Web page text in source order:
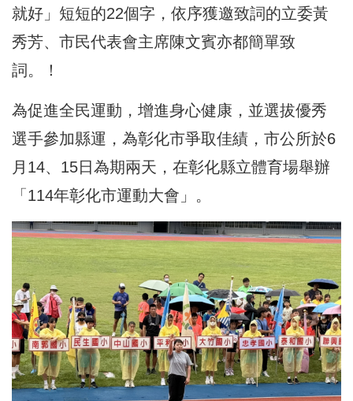
就好」短短的22個字，依序獲邀致詞的立委黃
秀芳、市民代表會主席陳文賓亦都簡單致
詞。！
為促進全民運動，增進身心健康，並選拔優秀
選手參加縣運，為彰化市爭取佳績，市公所於6
月14、15日為期兩天，在彰化縣立體育場舉辦
「114年彰化市運動大會」。